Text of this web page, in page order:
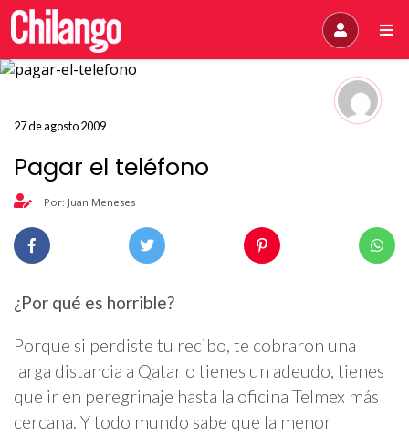
27 de agosto 2009
Pagar el teléfono
Por: Juan Meneses
¿Por qué es horrible?
Porque si perdiste tu recibo, te cobraron una
larga distancia a Qatar o tienes un adeudo, tienes
que ir en peregrinaje hasta la oficina Telmex más
cercana. Y todo mundo sabe que la menor